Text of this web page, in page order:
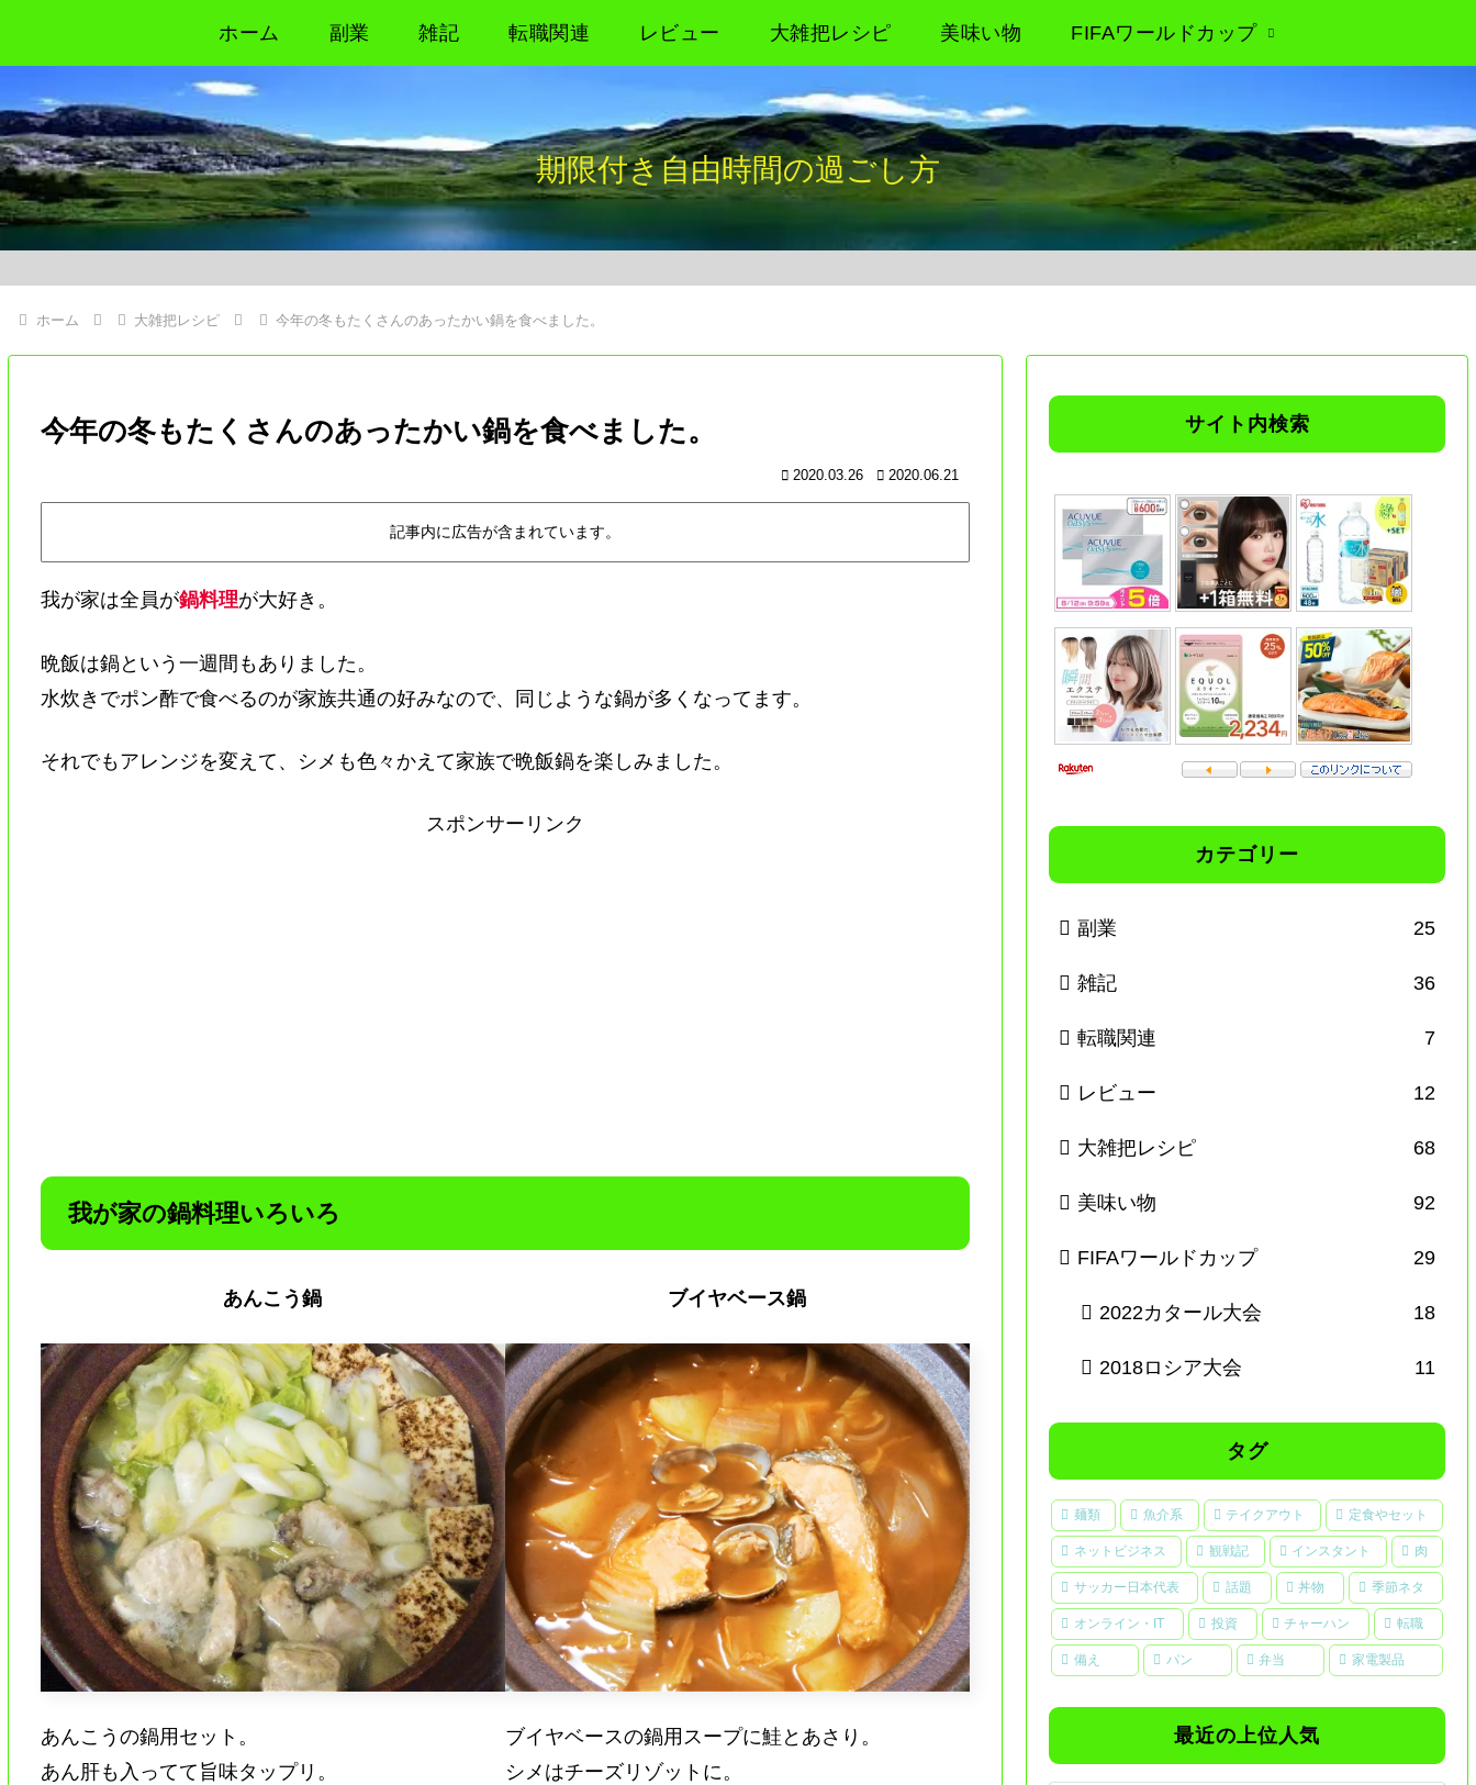
期限付き自由時間の過ごし方
ホーム 副業 雑記 転職関連 レビュー 大雑把レシピ 美味い物 FIFAワールドカップ
ホーム 大雑把レシピ 今年の冬もたくさんのあったかい鍋を食べました。
今年の冬もたくさんのあったかい鍋を食べました。
2020.03.26 2020.06.21
記事内に広告が含まれています。
我が家は全員が鍋料理が大好き。
晩飯は鍋という一週間もありました。
水炊きでポン酢で食べるのが家族共通の好みなので、同じような鍋が多くなってます。
それでもアレンジを変えて、シメも色々かえて家族で晩飯鍋を楽しみました。
スポンサーリンク
我が家の鍋料理いろいろ
あんこう鍋
あんこうの鍋用セット。
あん肝も入ってて旨味タップリ。
ブイヤベース鍋
ブイヤベースの鍋用スープに鮭とあさり。
シメはチーズリゾットに。
サイト内検索
カテゴリー
副業 25
雑記 36
転職関連 7
レビュー 12
大雑把レシピ 68
美味い物 92
FIFAワールドカップ 29
2022カタール大会 18
2018ロシア大会 11
タグ
麺類 魚介系 テイクアウト 定食やセット
ネットビジネス 観戦記 インスタント 肉
サッカー日本代表 話題 丼物 季節ネタ
オンライン・IT 投資 チャーハン 転職
備え パン 弁当 家電製品
最近の上位人気